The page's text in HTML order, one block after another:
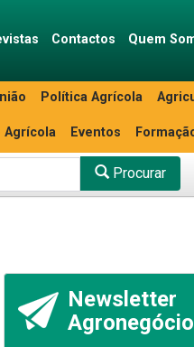
Contactos Quem
Política Agrícola
Agrícola Eventos
Procurar
Newsletter